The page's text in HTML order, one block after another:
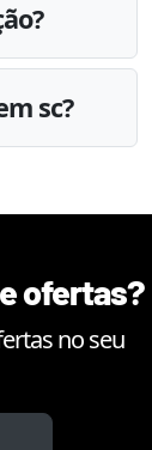
sc?
ofertas?
no seu